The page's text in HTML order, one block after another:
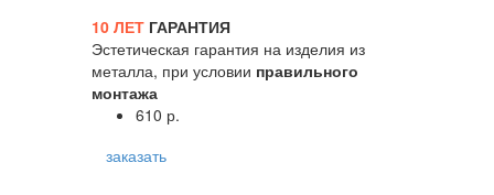
10 ЛЕТ ГАРАНТИЯ
Эстетическая гарантия на изделия из
металла, при условии правильного
монтажа
610 р.
заказать